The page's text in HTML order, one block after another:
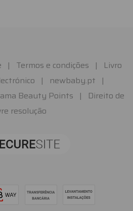
| Termos e condições | Livro
| newbaby.pt |
Beauty Points | Direito de
resolução